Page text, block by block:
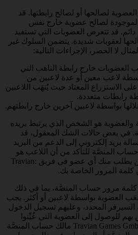
لصالحها أو لصالح رابطتها. قد
لصالح عضوية خارج نفس
دائم. قد تتعرض العضويات التي تستفيد
لعقوبات شديدة. يتضمن السلوك غير
لا الحصر، الإجراءات التالية:
العضويات خارج رابطة الناهب التي
لاعب معين أو عدة لاعبين من
على الاستزراع المعتاد حيث يُنهَب اللاعبين
رابطات متعددة.
بواسطة لاعبين آخرين خارج رابطتهم.
هو الشخص الذي يرتبط بريده
في بعض حالات الشك المعقول، قد
بريد إلكتروني إلى الدعم من البريد
حساب المنصَّة للتأكد من أن اللاعب هو
المالك لحساب المنصَّة. لن يطلب منك أي عضو في فريق Travian:
كلمة مرور حساب المنصَّة، بما في ذلك
العضوية بواسطة لاعبين أو أكثر. يجب
المحدد، وعليهم تسجيل الدخول
للوصول إلى العضوية التي عُيِّنوا
عليها كشريك. لا تُعوِّض Travian Games GmbH مالك حساب المنصَّة